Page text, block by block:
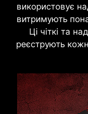
використовує
витримують
Ці чіткі та
реєструють